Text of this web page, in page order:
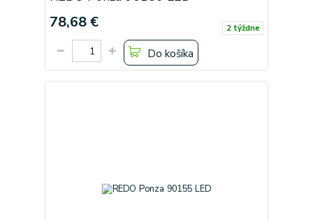
78,68 € 2 týždne
Do košíka